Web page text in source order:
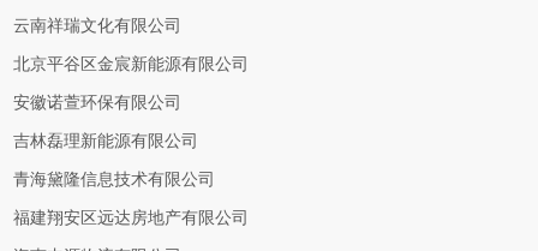
云南祥瑞文化有限公司
北京平谷区金宸新能源有限公司
安徽诺萱环保有限公司
吉林磊理新能源有限公司
青海黛隆信息技术有限公司
福建翔安区远达房地产有限公司